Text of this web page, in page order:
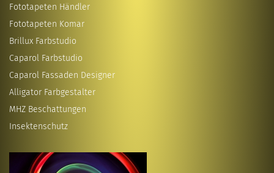
Fototapeten Händler
Fototapeten Komar
Brillux Farbstudio
Caparol Farbstudio
Caparol Fassaden Designer
Alligator Farbgestalter
MHZ Beschattungen
Insektenschutz